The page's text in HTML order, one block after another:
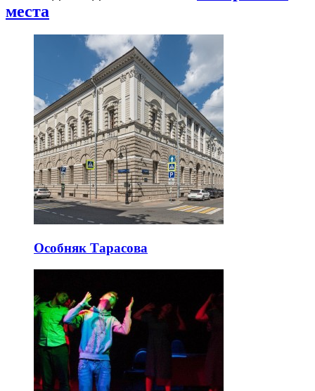
места
Особняк Тарасова